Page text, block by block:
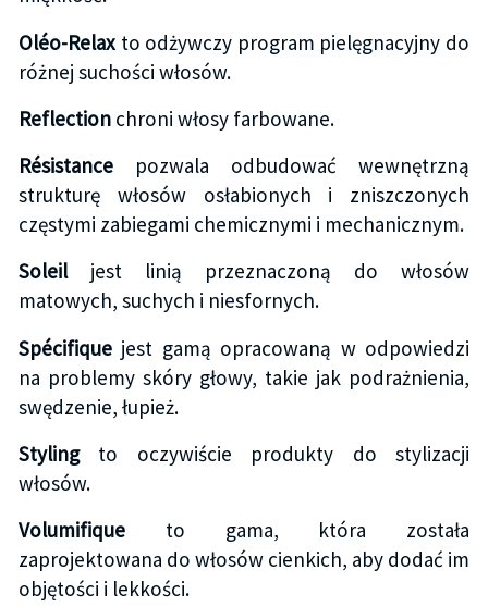
Oléo-Relaxto odżywczy program pielęgnacyjny do
różnej suchości włosów.
Reflectionchroni włosy farbowane.
Résistancepozwala odbudować wewnętrzną
strukturę włosów osłabionych i zniszczonych
częstymi zabiegami chemicznymi i mechanicznym.
Soleiljest linią przeznaczoną do włosów
matowych, suchych i niesfornych.
Spécifiquejest gamą opracowaną w odpowiedzi
na problemy skóry głowy, takie jak podrażnienia,
swędzenie, łupież.
Stylingto oczywiście produkty do stylizacji
włosów.
Volumifiqueto gama, która została
zaprojektowana do włosów cienkich, aby dodać im
objętości i lekkości.